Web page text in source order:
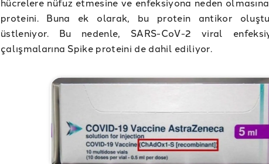
hücrelere nüfuz etmesine ve enfeksiyona neden
proteini. Buna ek olarak, bu protein antikor
üstleniyor. Bu nedenle, SARS-CoV-2 viral
çalışmalarına Spike proteini de dahil ediliyor.